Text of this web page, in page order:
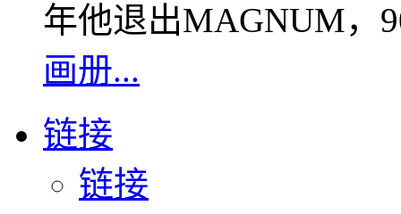
年他退出MAGNUM，
画册...
链接
链接